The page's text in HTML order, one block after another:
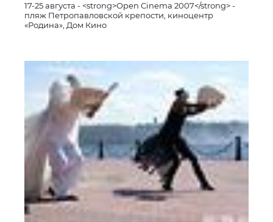
17-25 августа - <strong>Open Cinema 2007</strong> -
пляж Петропавловской крепости, киноцентр
«Родина», Дом Кино